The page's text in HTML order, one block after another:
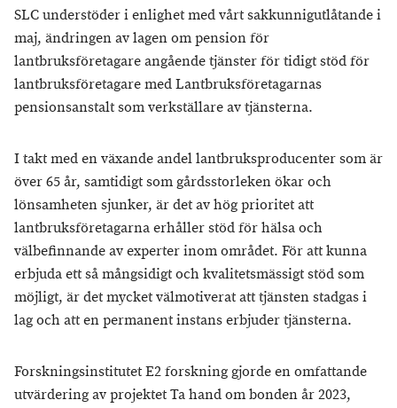
SLC understöder i enlighet med vårt sakkunnigutlåtande i
maj, ändringen av lagen om pension för
lantbruksföretagare angående tjänster för tidigt stöd för
lantbruksföretagare med Lantbruksföretagarnas
pensionsanstalt som verkställare av tjänsterna.
I takt med en växande andel lantbruksproducenter som är
över 65 år, samtidigt som gårdsstorleken ökar och
lönsamheten sjunker, är det av hög prioritet att
lantbruksföretagarna erhåller stöd för hälsa och
välbefinnande av experter inom området. För att kunna
erbjuda ett så mångsidigt och kvalitetsmässigt stöd som
möjligt, är det mycket välmotiverat att tjänsten stadgas i
lag och att en permanent instans erbjuder tjänsterna.
Forskningsinstitutet E2 forskning gjorde en omfattande
utvärdering av projektet Ta hand om bonden år 2023,